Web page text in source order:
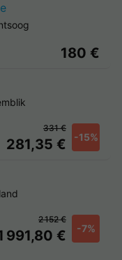
180 €
281,35 € -15%
331 €
991,80 € -7%
2 152 €